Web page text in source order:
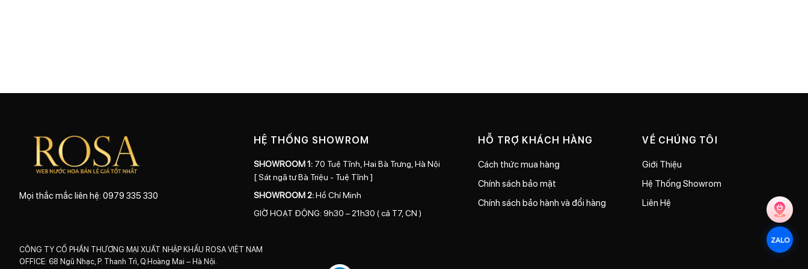
ZALO
Mọi thắc mắc liên hệ: 0979 335 330
HỆ THỐNG SHOWROM
SHOWROOM 1: 70 Tuệ Tĩnh, Hai Bà Trưng, Hà Nội
[ Sát ngã tư Bà Triệu - Tuệ Tĩnh ]
SHOWROOM 2:Hồ Chí Minh
GIỜ HOẠT ĐỘNG: 9h30 – 21h30 ( cả T7, CN )
HỖ TRỢ KHÁCH HÀNG
Cách thức mua hàng
Chính sách bảo mật
Chính sách bảo hành và đổi hàng
VỀ CHÚNG TÔI
Giới Thiệu
Hệ Thống Showrom
Liên Hệ
CÔNG TY CỔ PHẦN THƯƠNG MẠI XUẤT NHẬP KHẨU ROSA VIỆT NAM
OFFICE: 68 Ngũ Nhạc, P. Thanh Trì, Q.Hoàng Mai – Hà Nội.